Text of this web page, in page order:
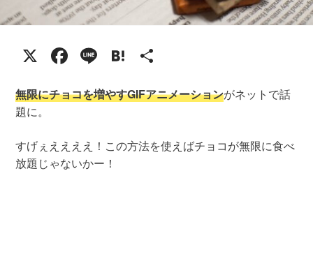
X Facebook
LineHatena
無限にチョコを増やすGIFアニメーションがネットで話
題に。
すげぇええええ！この方法を使えばチョコが無限に食べ
放題じゃないかー！